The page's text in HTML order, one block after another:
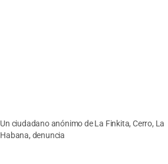
Un ciudadano anónimo de La Finkita, Cerro, La
Habana, denuncia